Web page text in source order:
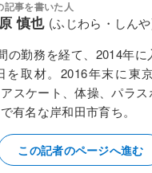
記事を書いた人
慎也 (ふじわら・しん
の勤務を経て、2014年
を取材。2016年末に東
スケート、体操、パラス
有名な岸和田市育ち。
この記者のページへ進む